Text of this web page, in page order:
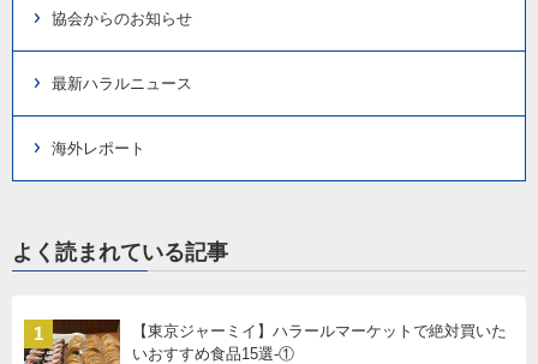
協会からのお知らせ
最新ハラルニュース
海外レポート
よく読まれている記事
1
【東京ジャーミイ】ハラールマーケットで絶対買いた
いおすすめ食品15選-①